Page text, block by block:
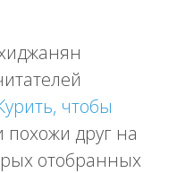
чтобы
похожи друг на
отобранных